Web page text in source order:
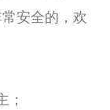
安全的，欢
；